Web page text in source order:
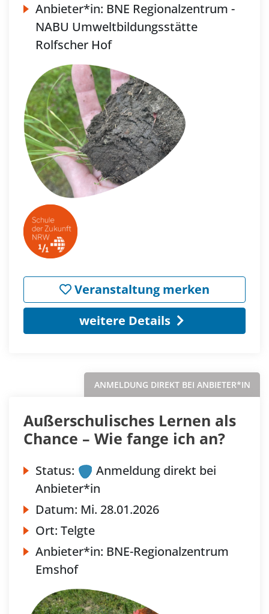
Anbieter*in: BNE Regionalzentrum -
NABU Umweltbildungsstätte
Rolfscher Hof
Veranstaltung merken
weitere Details
ANMELDUNG DIREKT BEI ANBIETER*IN
Außerschulisches Lernen als
Chance – Wie fange ich an?
Status:
Anmeldung direkt bei
Anbieter*in
Datum: Mi. 28.01.2026
Ort: Telgte
Anbieter*in: BNE-Regionalzentrum
Emshof